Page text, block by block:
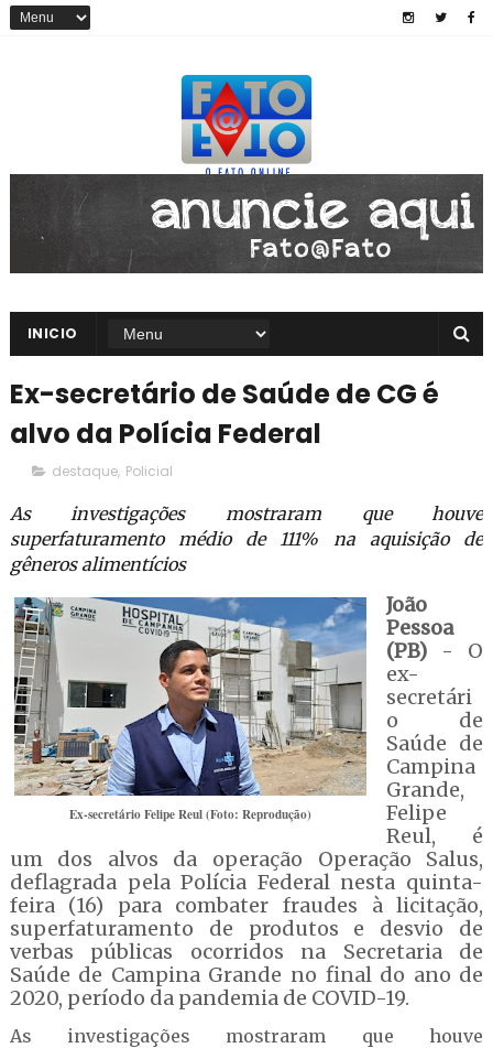
INICIO
Ex-secretário de Saúde de CG é
alvo da Polícia Federal
destaque, Policial
As investigações mostraram que houve
superfaturamento médio de 111% na aquisição de
gêneros alimentícios
Ex-secretário Felipe Reul (Foto: Reprodução)
João
Pessoa
(PB)- O
ex-
secretári
o de
Saúde de
Campina
Grande,
Felipe
Reul, é
um dos alvos da operação Operação Salus,
deflagrada pela Polícia Federal nesta quinta-
feira (16) para combater fraudes à licitação,
superfaturamento de produtos e desvio de
verbas públicas ocorridos na Secretaria de
Saúde de Campina Grande no final do ano de
2020, período da pandemia de COVID-19.
As investigações mostraram que houve